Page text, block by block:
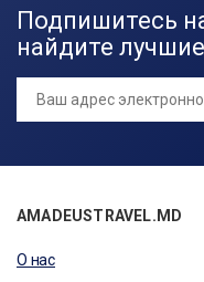
Подпишитесь
найдите
AMADEUSTRAVEL.MD
О нас